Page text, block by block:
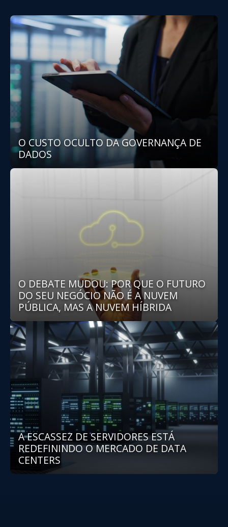
O CUSTO OCULTO DA GOVERNANÇA DE
DADOS
O DEBATE MUDOU: POR QUE O FUTURO
DO SEU NEGÓCIO NÃO É A NUVEM
PÚBLICA, MAS A NUVEM HÍBRIDA
A ESCASSEZ DE SERVIDORES ESTÁ
REDEFININDO O MERCADO DE DATA
CENTERS